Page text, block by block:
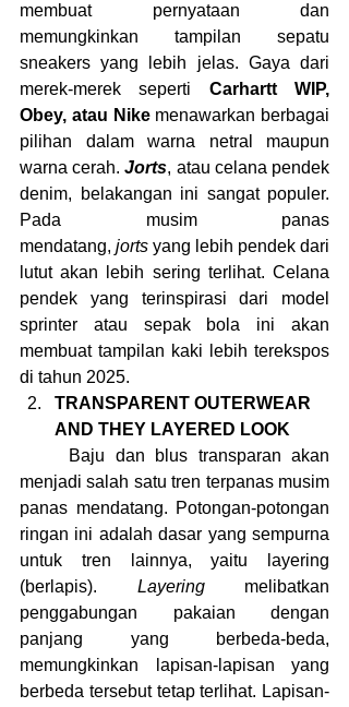
membuat pernyataan dan
memungkinkan tampilan sepatu
sneakers yang lebih jelas. Gaya dari
merek-merek seperti Carhartt WIP,
Obey, atau Nike menawarkan berbagai
pilihan dalam warna netral maupun
warna cerah. Jorts, atau celana pendek
denim, belakangan ini sangat populer.
Pada musim panas
mendatang, jorts yang lebih pendek dari
lutut akan lebih sering terlihat. Celana
pendek yang terinspirasi dari model
sprinter atau sepak bola ini akan
membuat tampilan kaki lebih terekspos
di tahun 2025.
TRANSPARENT OUTERWEAR
AND THEY LAYERED LOOK
menjadi salah satu tren terpanas musim
panas mendatang. Potongan-potongan
ringan ini adalah dasar yang sempurna
untuk tren lainnya, yaitu layering
(berlapis). Layering melibatkan
penggabungan pakaian dengan
panjang yang berbeda-beda,
memungkinkan lapisan-lapisan yang
berbeda tersebut tetap terlihat. Lapisan-